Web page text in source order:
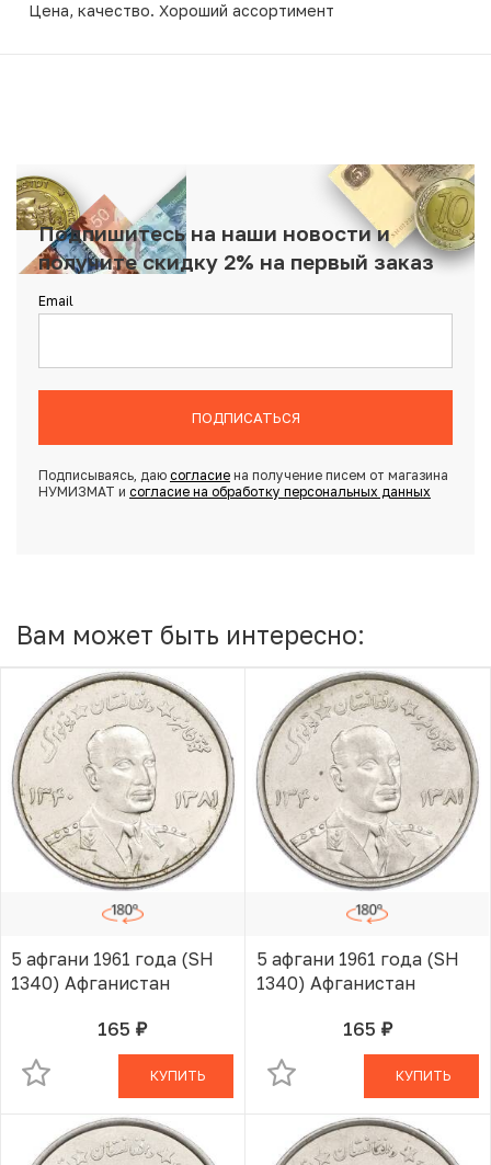
Цена, качество. Хороший ассортимент
Подпишитесь на наши новости и
получите скидку 2% на первый заказ
Email
ПОДПИСАТЬСЯ
Подписываясь, даю согласиена получение писем от магазина
НУМИЗМАТ и согласие на обработку персональных данных
Вам может быть интересно:
5 афгани 1961 года (SH
1340) Афганистан
165 руб.В КОРЗИНЕ
КУПИТЬ
5 афгани 1961 года (SH
1340) Афганистан
165 руб.В КОРЗИНЕ
КУПИТЬ